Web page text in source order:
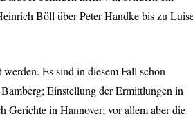
Böll über Peter Handke bis zu
Es sind in diesem Fall schon
Einstellung der Ermittlungen in
Gerichte in Hannover; vor allem aber die